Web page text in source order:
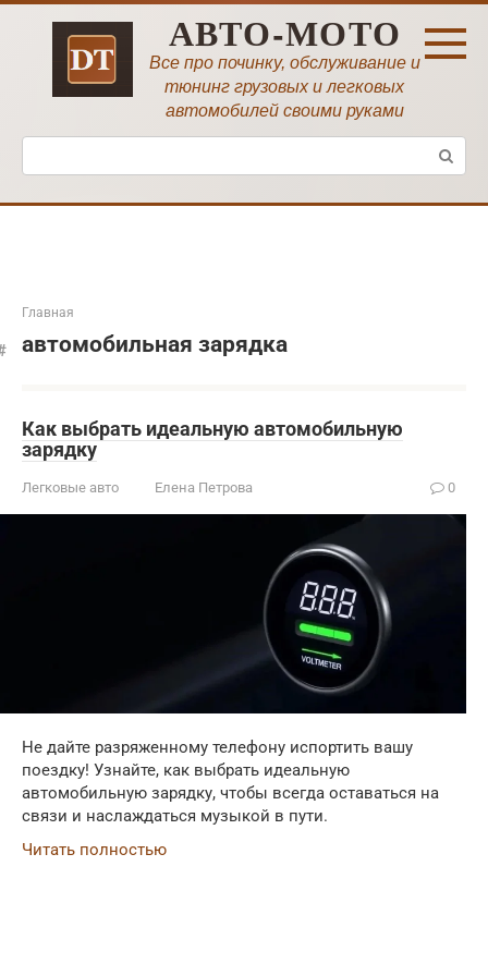
Перейти
АВТО-МОТО
Все про починку, обслуживание и
тюнинг грузовых и легковых
автомобилей своими руками
Поиск:
Главная
автомобильная зарядка
Как выбрать идеальную автомобильную
зарядку
Легковые авто Елена Петрова 0
Не дайте разряженному телефону испортить вашу
поездку! Узнайте, как выбрать идеальную
автомобильную зарядку, чтобы всегда оставаться на
связи и наслаждаться музыкой в пути.
Читать полностью